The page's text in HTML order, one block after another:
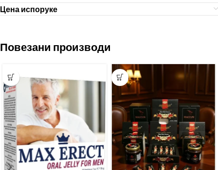
Цена испоруке
Повезани производи